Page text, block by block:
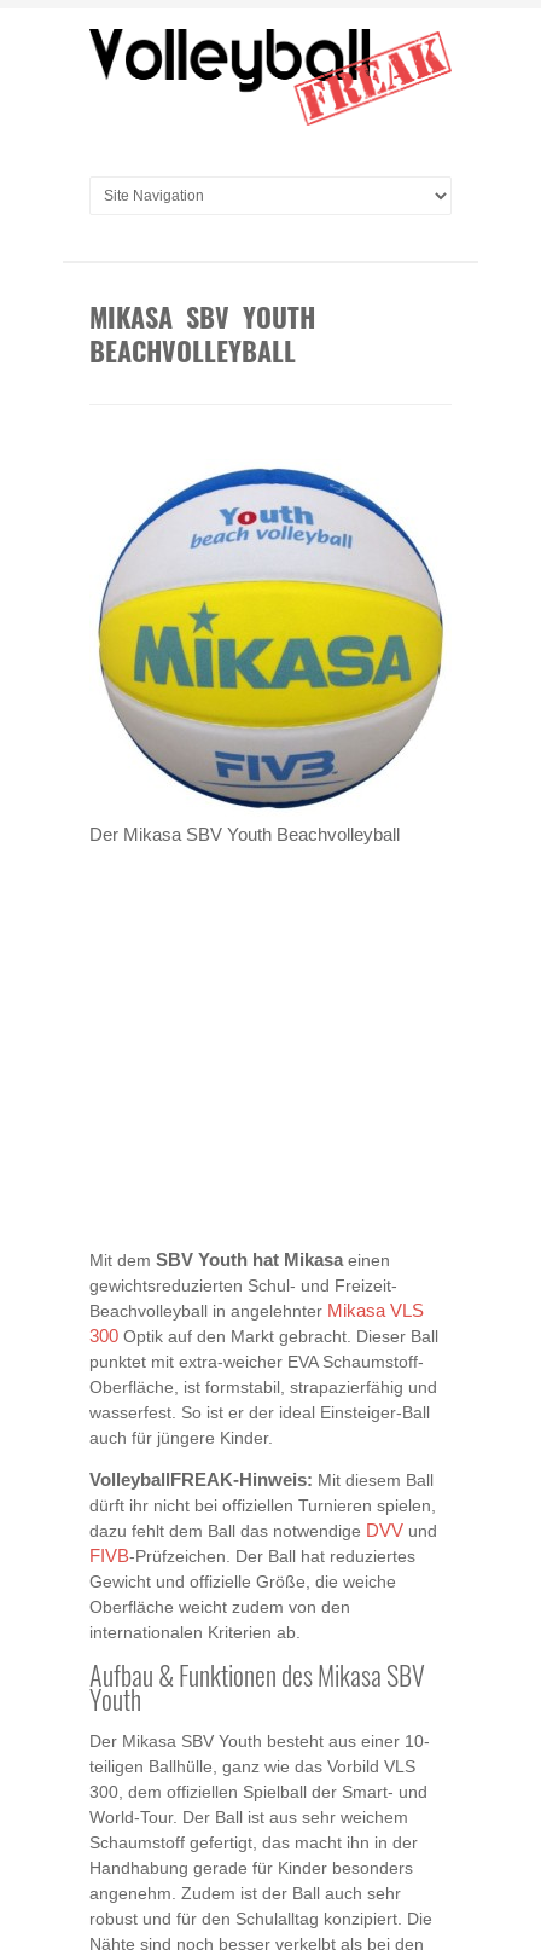
MIKASA SBV YOUTH
BEACHVOLLEYBALL
Der Mikasa SBV Youth Beachvolleyball
Mit dem SBV Youth hat Mikasa einen
gewichtsreduzierten Schul- und Freizeit-
Beachvolleyball in angelehnter Mikasa VLS
300 Optik auf den Markt gebracht. Dieser Ball
punktet mit extra-weicher EVA Schaumstoff-
Oberfläche, ist formstabil, strapazierfähig und
wasserfest. So ist er der ideal Einsteiger-Ball
auch für jüngere Kinder.
VolleyballFREAK-Hinweis: Mit diesem Ball
dürft ihr nicht bei offiziellen Turnieren spielen,
dazu fehlt dem Ball das notwendige DVV und
FIVB-Prüfzeichen. Der Ball hat reduziertes
Gewicht und offizielle Größe, die weiche
Oberfläche weicht zudem von den
internationalen Kriterien ab.
Aufbau & Funktionen des Mikasa SBV
Youth
Der Mikasa SBV Youth besteht aus einer 10-
teiligen Ballhülle, ganz wie das Vorbild VLS
300, dem offiziellen Spielball der Smart- und
World-Tour. Der Ball ist aus sehr weichem
Schaumstoff gefertigt, das macht ihn in der
Handhabung gerade für Kinder besonders
angenehm. Zudem ist der Ball auch sehr
robust und für den Schulalltag konzipiert. Die
Nähte sind noch besser verkelbt als bei den